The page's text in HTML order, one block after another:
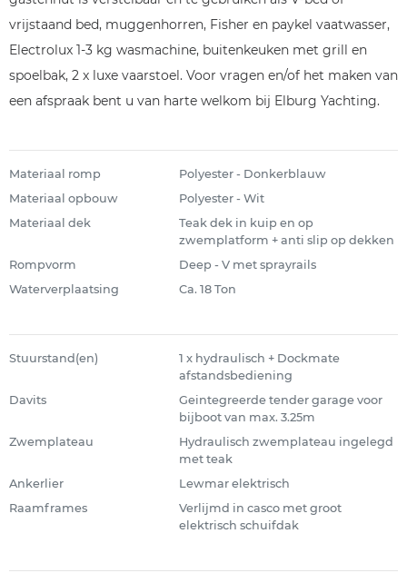
vrijstaand bed, muggenhorren, Fisher en paykel vaatwasser,
Electrolux 1-3 kg wasmachine, buitenkeuken met grill en
spoelbak, 2 x luxe vaarstoel. Voor vragen en/of het maken van
een afspraak bent u van harte welkom bij Elburg Yachting.
Materiaal romp
Polyester - Donkerblauw
Materiaal opbouw
Polyester - Wit
Materiaal dek
Teak dek in kuip en op
zwemplatform + anti slip op dekken
Rompvorm
Deep - V met sprayrails
Waterverplaatsing
Ca. 18 Ton
Stuurstand(en)
1 x hydraulisch + Dockmate
afstandsbediening
Davits
Geintegreerde tender garage voor
bijboot van max. 3.25m
Zwemplateau
Hydraulisch zwemplateau ingelegd
met teak
Ankerlier
Lewmar elektrisch
Raamframes
Verlijmd in casco met groot
elektrisch schuifdak